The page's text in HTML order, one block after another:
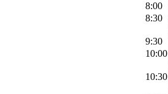
8:00
8:30
9:30
10:00
10:30